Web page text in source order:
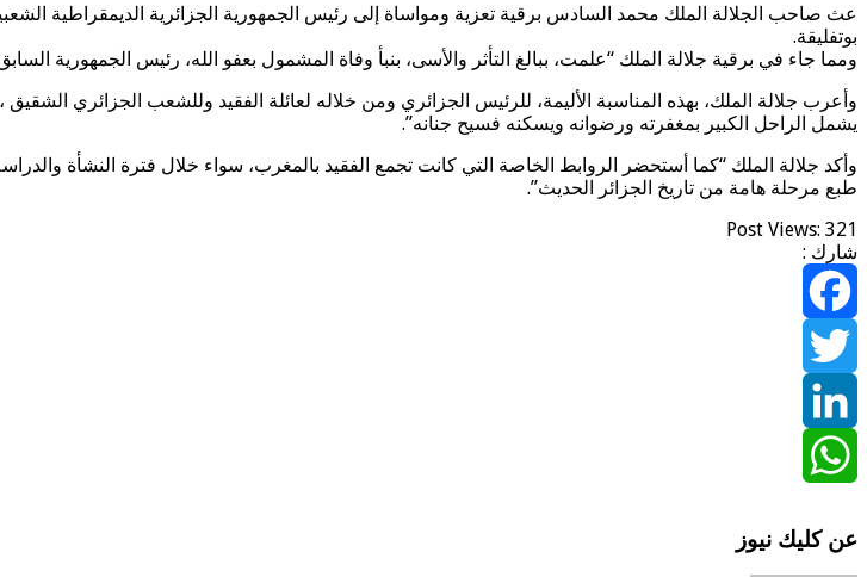
عث صاحب الجلالة الملك محمد السادس برقية تعزية ومواساة إلى رئيس الجمهورية الجزائرية الديمقراطية
بوتفليقة.
ومما جاء في برقية جلالة الملك “علمت، ببالغ التأثر والأسى، بنبأ وفاة المشمول بعفو الله، رئيس الجمهورية
وأعرب جلالة الملك، بهذه المناسبة الأليمة، للرئيس الجزائري ومن خلاله لعائلة الفقيد وللشعب الجزائري
يشمل الراحل الكبير بمغفرته ورضوانه ويسكنه فسيح جنانه”.
وأكد جلالة الملك “كما أستحضر الروابط الخاصة التي كانت تجمع الفقيد بالمغرب، سواء خلال فترة النشأة
طبع مرحلة هامة من تاريخ الجزائر الحديث”.
Post Views: 321
شارك :
Facebook
Twitter
LinkedIn
عن كليك نيوز